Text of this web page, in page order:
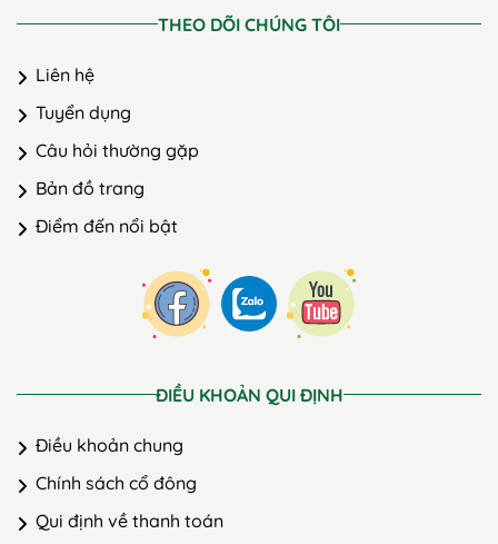
THEO DÕI CHÚNG TÔI
Liên hệ
Tuyển dụng
Câu hỏi thường gặp
Bản đồ trang
Điểm đến nổi bật
ĐIỀU KHOẢN QUI ĐỊNH
Điều khoản chung
Chính sách cổ đông
Qui định về thanh toán